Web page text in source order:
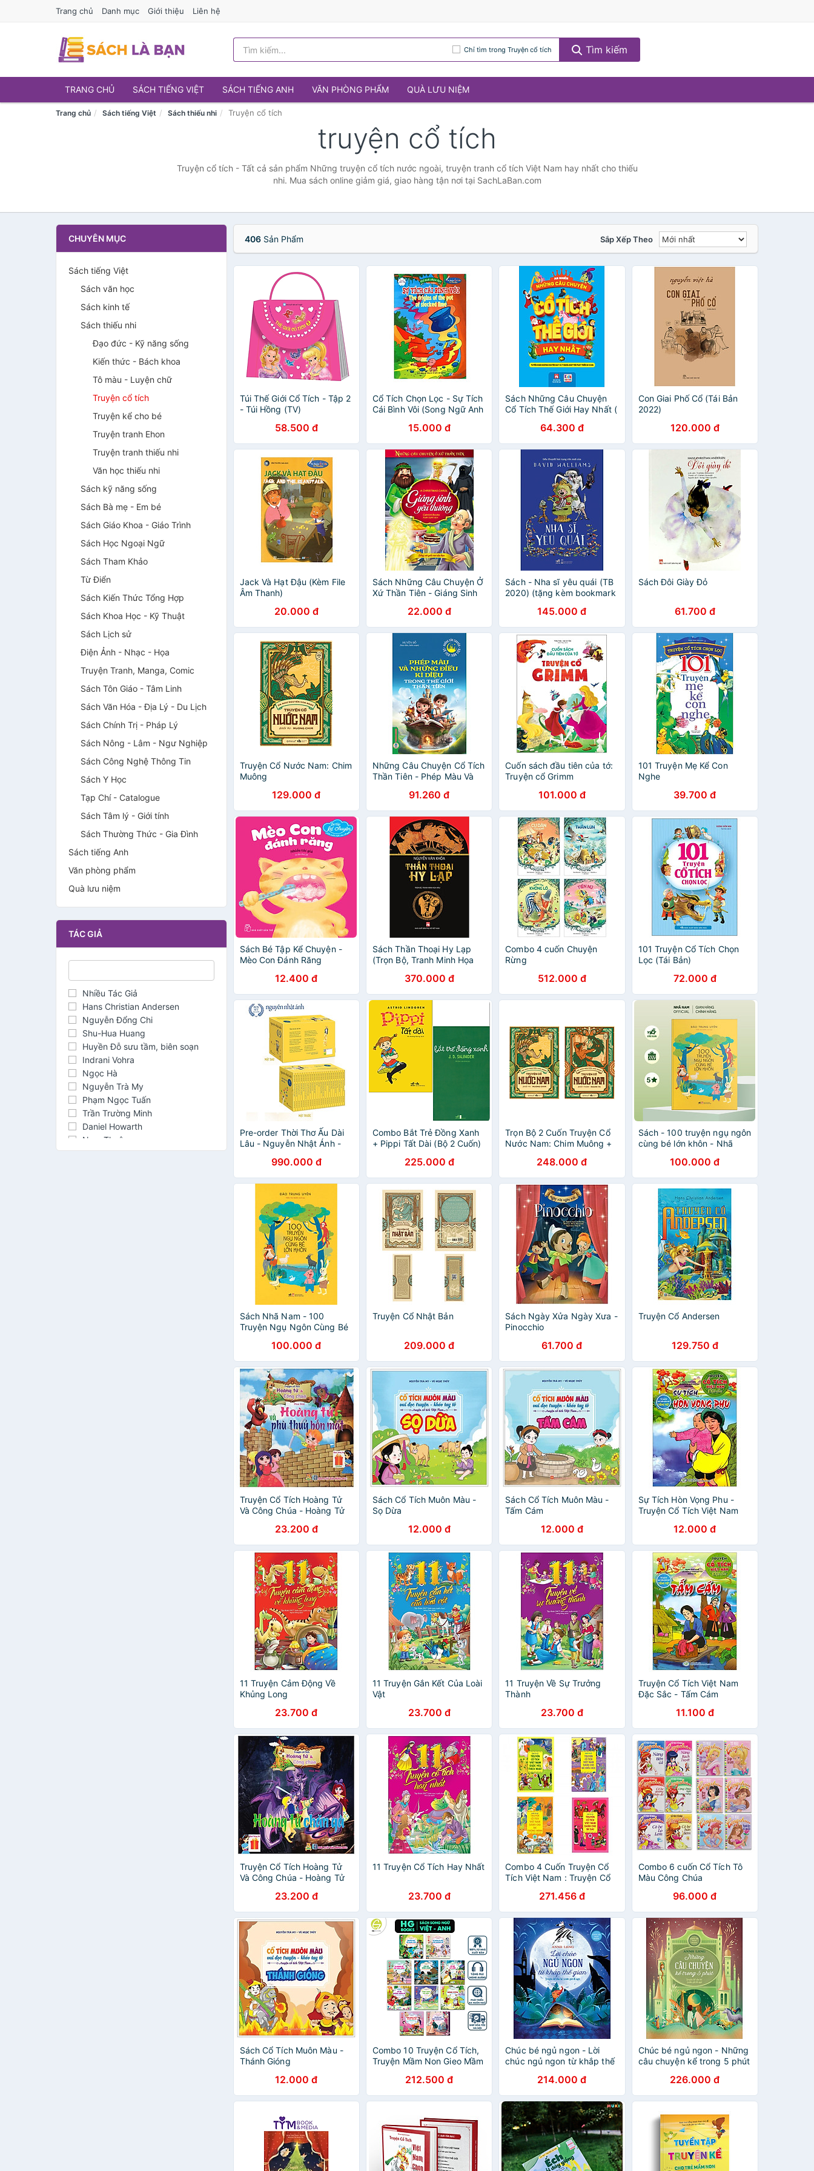
Trang chủ Danh mục Giới thiệu Liên hệ
Chỉ tìm trong Truyện cổ tích Tìm kiếm
TRANG CHỦ SÁCH TIẾNG VIỆT SÁCH TIẾNG ANH VĂN PHÒNG PHẨM QUÀ LƯU NIỆM
Trang chủ Sách tiếng Việt Sách thiếu nhi Truyện cổ tích
truyện cổ tích
Truyện cổ tích - Tất cả sản phẩm Những truyện cổ tích nước ngoài, truyện tranh cổ tích Việt Nam hay nhất cho thiếu
nhi. Mua sách online giảm giá, giao hàng tận nơi tại SachLaBan.com
CHUYÊN MỤC
Sách tiếng Việt
Sách văn học
Sách kinh tế
Sách thiếu nhi
Đạo đức - Kỹ năng sống
Kiến thức - Bách khoa
Tô màu - Luyện chữ
Truyện cổ tích
Truyện kể cho bé
Truyện tranh Ehon
Truyện tranh thiếu nhi
Văn học thiếu nhi
Sách kỹ năng sống
Sách Bà mẹ - Em bé
Sách Giáo Khoa - Giáo Trình
Sách Học Ngoại Ngữ
Sách Tham Khảo
Từ Điển
Sách Kiến Thức Tổng Hợp
Sách Khoa Học - Kỹ Thuật
Sách Lịch sử
Điện Ảnh - Nhạc - Họa
Truyện Tranh, Manga, Comic
Sách Tôn Giáo - Tâm Linh
Sách Văn Hóa - Địa Lý - Du Lịch
Sách Chính Trị - Pháp Lý
Sách Nông - Lâm - Ngư Nghiệp
Sách Công Nghệ Thông Tin
Sách Y Học
Tạp Chí - Catalogue
Sách Tâm lý - Giới tính
Sách Thường Thức - Gia Đình
Sách tiếng Anh
Văn phòng phẩm
Quà lưu niệm
TÁC GIẢ
Nhiều Tác Giả
Hans Christian Andersen
Nguyễn Đổng Chi
Shu-Hua Huang
Huyền Đỗ sưu tầm, biên soạn
Indrani Vohra
Ngọc Hà
Nguyễn Trà My
Phạm Ngọc Tuấn
Trần Trường Minh
Daniel Howarth
Nam Thuận
Nhóm tác giả
406Sản Phẩm Sắp Xếp Theo
Túi Thế Giới Cổ Tích - Tập 2
- Túi Hồng (TV)
58.500 đ
Cổ Tích Chọn Lọc - Sự Tích
Cái Bình Vôi (Song Ngữ Anh
15.000 đ
Sách Những Câu Chuyện
Cổ Tích Thế Giới Hay Nhất (
hay và ý nghĩa giúp trẻ
phát triển IQ và CQ)
64.300 đ
Con Giai Phố Cổ (Tái Bản
2022)
120.000 đ
Jack Và Hạt Đậu (Kèm File
Âm Thanh)
20.000 đ
Sách Những Câu Chuyện Ở
Xứ Thần Tiên - Giáng Sinh
22.000 đ
Sách - Nha sĩ yêu quái (TB
2020) (tặng kèm bookmark
145.000 đ
Sách Đôi Giày Đỏ
61.700 đ
Truyện Cổ Nước Nam: Chim
Muông
129.000 đ
Những Câu Chuyện Cổ Tích
Thần Tiên - Phép Màu Và
Thế Giới Thần Tiên
91.260 đ
Cuốn sách đầu tiên của tớ:
Truyện cổ Grimm
101.000 đ
101 Truyện Mẹ Kể Con
Nghe
39.700 đ
Sách Bé Tập Kể Chuyện -
Mèo Con Đánh Răng
12.400 đ
Sách Thần Thoại Hy Lạp
(Trọn Bộ, Tranh Minh Họa
370.000 đ
Combo 4 cuốn Chuyện
Rừng
512.000 đ
101 Truyện Cổ Tích Chọn
Lọc (Tái Bản)
72.000 đ
Pre-order Thời Thơ Ấu Dài
Lâu - Nguyễn Nhật Ánh -
Vàng Ấm Áp990.000 đ
Combo Bắt Trẻ Đồng Xanh
+ Pippi Tất Dài (Bộ 2 Cuốn)
225.000 đ
Trọn Bộ 2 Cuốn Truyện Cổ
Nước Nam: Chim Muông +
248.000 đ
Sách - 100 truyện ngụ ngôn
cùng bé lớn khôn - Nhã
100.000 đ
Sách Nhã Nam - 100
Truyện Ngụ Ngôn Cùng Bé
100.000 đ
Truyện Cổ Nhật Bản
209.000 đ
Sách Ngày Xửa Ngày Xưa -
Pinocchio
61.700 đ
Truyện Cổ Andersen
129.750 đ
Truyện Cổ Tích Hoàng Tử
Và Công Chúa - Hoàng Tử
23.200 đ
Sách Cổ Tích Muôn Màu -
Sọ Dừa
12.000 đ
Sách Cổ Tích Muôn Màu -
Tấm Cám
12.000 đ
Sự Tích Hòn Vọng Phu -
Truyện Cổ Tích Việt Nam
12.000 đ
11 Truyện Cảm Động Về
Khủng Long
23.700 đ
11 Truyện Gắn Kết Của Loài
Vật
23.700 đ
11 Truyện Về Sự Trưởng
Thành
23.700 đ
Truyện Cổ Tích Việt Nam
Đặc Sắc - Tấm Cám
11.100 đ
Truyện Cổ Tích Hoàng Tử
Và Công Chúa - Hoàng Tử
23.200 đ
11 Truyện Cổ Tích Hay Nhất
23.700 đ
Combo 4 Cuốn Truyện Cổ
Tích Việt Nam : Truyện Cổ
Thích Nhất + Truyện Cổ
Tích Việt Nam Dành Cho (
Bé Hiếu Học + Bé Thông
Minh + Bé Gái )
271.456 đ
Combo 6 cuốn Cổ Tích Tô
Màu Công Chúa
96.000 đ
Sách Cổ Tích Muôn Màu -
Thánh Gióng
12.000 đ
Combo 10 Truyện Cổ Tích,
Truyện Mầm Non Gieo Mầm
kèm file nghe212.500 đ
Chúc bé ngủ ngon - Lời
chúc ngủ ngon từ khắp thế
trước lúc đi ngủ
214.000 đ
Chúc bé ngủ ngon - Những
câu chuyện kể trong 5 phút
lúc đi ngủ226.000 đ